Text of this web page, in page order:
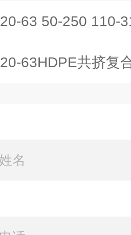
20-63 50-250 110-315PE
20-63HDPE共挤复合管